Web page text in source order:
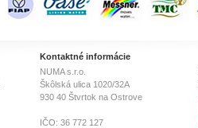
Kontaktné informácie
NUMA s.r.o.
Škôlská ulica 1020/32A
930 40 Štvrtok na Ostrove
IČO: 36 772 127